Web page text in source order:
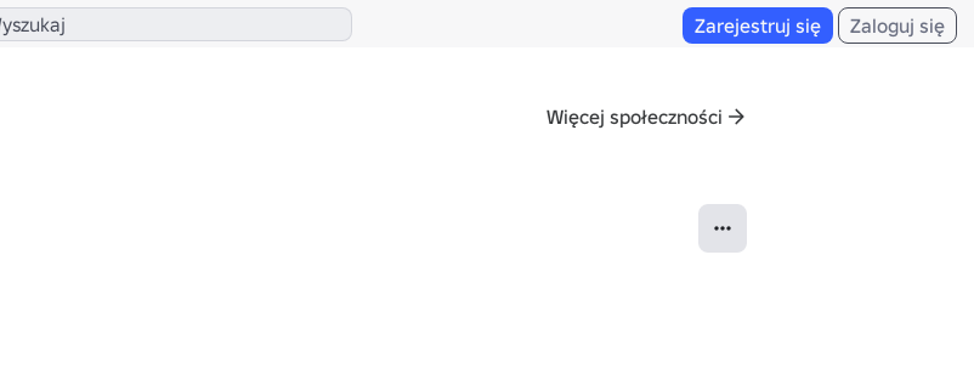
Zarejestruj się Zaloguj się
Więcej społeczności